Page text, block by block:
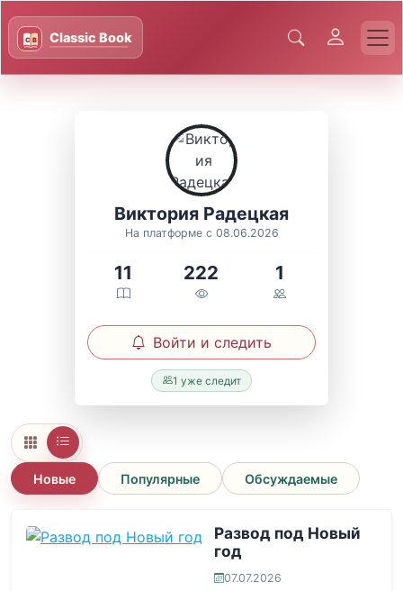
Виктория Радецкая
На платформе с 08.06.2026
11 222 1
Войти и следить
1 уже следит
Новые Популярные Обсуждаемые
Развод под Новый
год
07.07.2026